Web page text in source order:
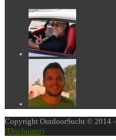
Copyright OutdoorSucht © 2014 -
(Disclaimer)